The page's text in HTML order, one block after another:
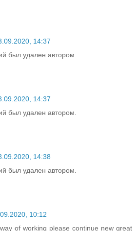
14:37
был удален автором.
14:37
был удален автором.
14:38
был удален автором.
10:12
of working please continue new great